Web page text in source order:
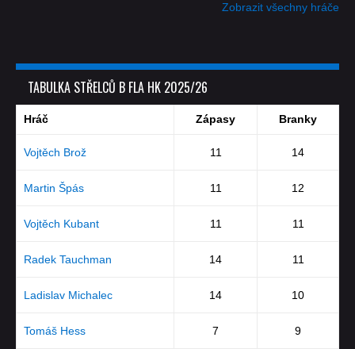
Zobrazit všechny hráče
TABULKA STŘELCŮ B FLA HK 2025/26
Hráč Zápasy Branky
Vojtěch Brož 11 14
Martin Špás 11 12
Vojtěch Kubant 11 11
Radek Tauchman 14 11
Ladislav Michalec 14 10
Tomáš Hess 7 9